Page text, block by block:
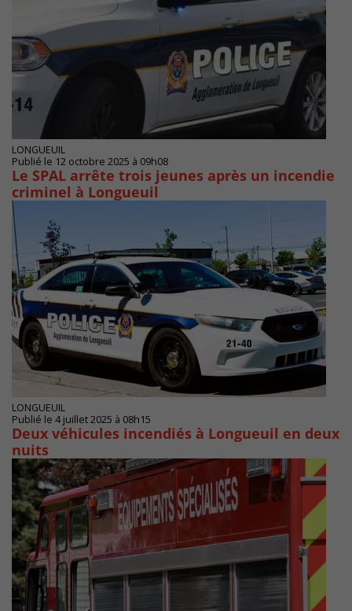
LONGUEUIL
Publié le 12 octobre 2025 à 09h08
Le SPAL arrête trois jeunes après un incendie
criminel à Longueuil
LONGUEUIL
Publié le 4 juillet 2025 à 08h15
Deux véhicules incendiés à Longueuil en deux
nuits